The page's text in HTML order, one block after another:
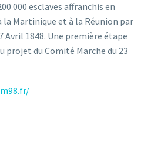
000 esclaves affranchis en
la Martinique et à la Réunion par
Avril 1848. Une première étape
du Comité Marche du 23